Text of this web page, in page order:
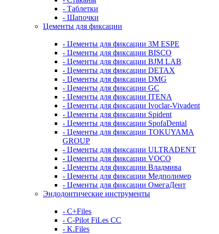
- Таблетки
- Шапочки
Цементы для фиксации
- Цементы для фиксации 3M ESPE
- Цементы для фиксации BISCO
- Цементы для фиксации BJM LAB
- Цементы для фиксации DETAX
- Цементы для фиксации DMG
- Цементы для фиксации GC
- Цементы для фиксации ITENA
- Цементы для фиксации Ivoclar-Vivadent
- Цементы для фиксации Spident
- Цементы для фиксации SpofaDental
- Цементы для фиксации TOKUYAMA
GROUP
- Цементы для фиксации ULTRADENT
- Цементы для фиксации VOCO
- Цементы для фиксации Владмива
- Цементы для фиксации Медполимер
- Цементы для фиксации ОмегаДент
Эндодонтические инструменты
- C+Files
- C-Pilot FiLes CC
- K.Files